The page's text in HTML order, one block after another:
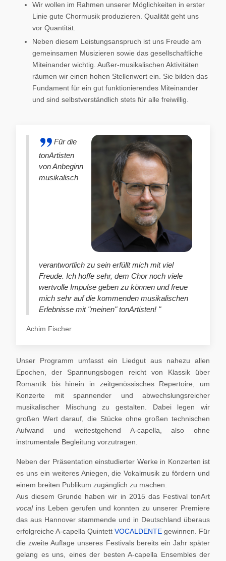
Wir wollen im Rahmen unserer Möglichkeiten in erster
Linie gute Chormusik produzieren. Qualität geht uns
vor Quantität.
Neben diesem Leistungsanspruch ist uns Freude am
gemeinsamen Musizieren sowie das gesellschaftliche
Miteinander wichtig. Außer-musikalischen Aktivitäten
räumen wir einen hohen Stellenwert ein. Sie bilden das
Fundament für ein gut funktionierendes Miteinander
und sind selbstverständlich stets für alle freiwillig.
Für die
tonArtisten
von Anbeginn
musikalisch
verantwortlich zu sein erfüllt mich mit viel
Freude. Ich hoffe sehr, dem Chor noch viele
wertvolle Impulse geben zu können und freue
mich sehr auf die kommenden musikalischen
Erlebnisse mit "meinen" tonArtisten! "
Achim Fischer
Unser Programm umfasst ein Liedgut aus nahezu allen
Epochen, der Spannungsbogen reicht von Klassik über
Romantik bis hinein in zeitgenössisches Repertoire, um
Konzerte mit spannender und abwechslungsreicher
musikalischer Mischung zu gestalten. Dabei legen wir
großen Wert darauf, die Stücke ohne großen technischen
Aufwand und weitestgehend A-capella, also ohne
instrumentale Begleitung vorzutragen.
Neben der Präsentation einstudierter Werke in Konzerten ist
es uns ein weiteres Aniegen, die Vokalmusik zu fördern und
einem breiten Publikum zugänglich zu machen.
Aus diesem Grunde haben wir in 2015 das Festival tonArt
vocal ins Leben gerufen und konnten zu unserer Premiere
das aus Hannover stammende und in Deutschland überaus
erfolgreiche A-capella Quintett VOCALDENTE gewinnen. Für
die zweite Auflage unseres Festivals bereits ein Jahr später
gelang es uns, eines der besten A-capella Ensembles der